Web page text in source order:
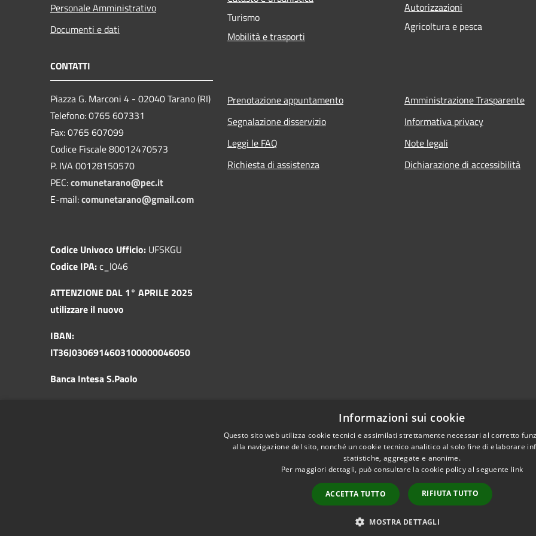
Personale Amministrativo
Documenti e dati
Turismo
Mobilità e trasporti
Autorizzazioni
Agricoltura e pesca
CONTATTI
Piazza G. Marconi 4 - 02040 Tarano (RI)
Telefono: 0765 607331
Fax: 0765 607099
Codice Fiscale 80012470573
P. IVA 00128150570
PEC:comunetarano@pec.it
E-mail:comunetarano@gmail.com
Codice Univoco Ufficio: UFSKGU
Codice IPA:c_l046
ATTENZIONE DAL 1° APRILE 2025
utilizzare il nuovo
IBAN:
IT36J0306914603100000046050
Banca Intesa S.Paolo
Prenotazione appuntamento
Segnalazione disservizio
Leggi le FAQ
Richiesta di assistenza
Amministrazione Trasparente
Informativa privacy
Note legali
Dichiarazione di accessibilità
Informazioni sui cookie
Questo sito web utilizza cookie tecnici e assimilati strettamente necessari al corretto
alla navigazione del sito, nonché un cookie tecnico analitico al solo fine di elaborare
statistiche, aggregate e anonime.
Per maggiori dettagli, può consultare la cookie policy al seguente link
ACCETTA TUTTO RIFIUTA TUTTO
MOSTRA DETTAGLI